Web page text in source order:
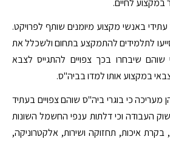
במקצוע לחיים.
באנשי מקצוע מיומנים שותף לפרויקט.
לתלמידים להתמקצע בתחום ולשכלל את
שוהם שיבחרו בכך צפויים להתגייס לצבא
במקצוע אותו למדו בביה"ס.
כי בוגרי ביה"ס שוהם צפויים בעתיד
העבודה וכי דלתות ענפי החשמל השונות
בקרת איכות, תחזוקה ושירות, אלקטרוניקה,